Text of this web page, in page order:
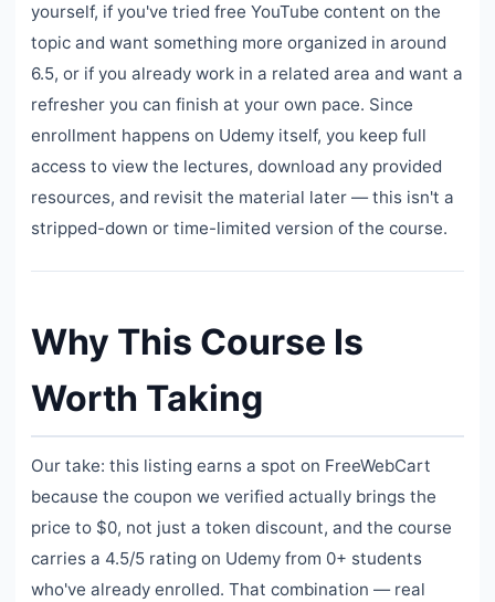
yourself, if you've tried free YouTube content on the
topic and want something more organized in around
6.5, or if you already work in a related area and want a
refresher you can finish at your own pace. Since
enrollment happens on Udemy itself, you keep full
access to view the lectures, download any provided
resources, and revisit the material later — this isn't a
stripped-down or time-limited version of the course.
Why This Course Is
Worth Taking
Our take: this listing earns a spot on FreeWebCart
because the coupon we verified actually brings the
price to $0, not just a token discount, and the course
carries a 4.5/5 rating on Udemy from 0+ students
who've already enrolled. That combination — real